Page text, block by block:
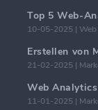
10-05-2025 |
21-02-2025 |
11-01-2025 |